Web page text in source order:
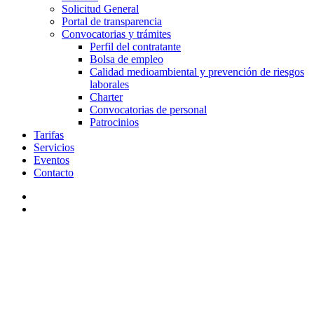
Solicitud General
Portal de transparencia
Convocatorias y trámites
Perfil del contratante
Bolsa de empleo
Calidad medioambiental y prevención de riesgos
laborales
Charter
Convocatorias de personal
Patrocinios
Tarifas
Servicios
Eventos
Contacto